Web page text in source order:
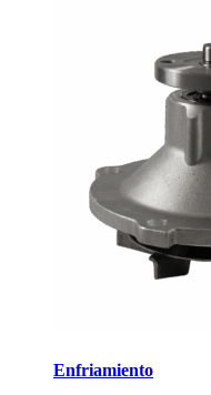
Enfriamiento